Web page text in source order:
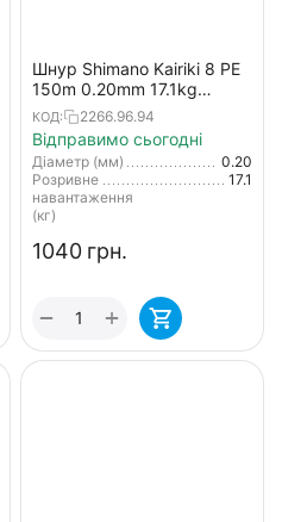
Шнур Shimano Kairiki 8 PE
150m 0.20mm 17.1kg
(Japan)
КОД: 2266.96.94
Відправимо сьогодні
Діаметр (мм)
0.20
Розривне
навантаження
(кг)
17.1
‍1040‍ грн.
+
−